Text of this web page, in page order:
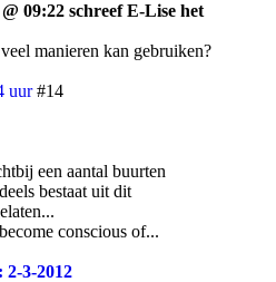
09:22 schreef E-Lise het
manieren kan gebruiken?
uur #14
een aantal buurten
bestaat uit dit
conscious of...
2-3-2012